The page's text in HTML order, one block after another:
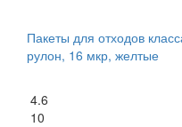
Пакеты для отходов
рулон, 16 мкр, желтые
4.6
10